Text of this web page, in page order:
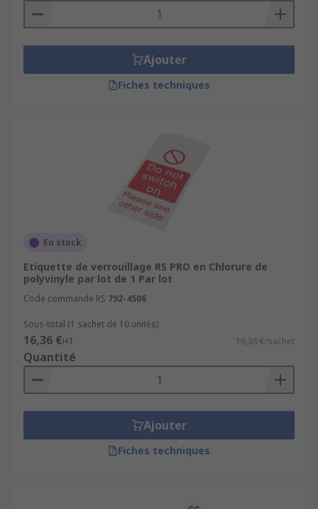
Ajouter
Fiches techniques
En stock
Etiquette de verrouillage RS PRO en Chlorure de
polyvinyle par lot de 1 Par lot
Code commande RS 792-4506
Sous-total (1 sachet de 10 unités)
16,36 €HT 16,36 €/sachet
Quantité
Ajouter
Fiches techniques